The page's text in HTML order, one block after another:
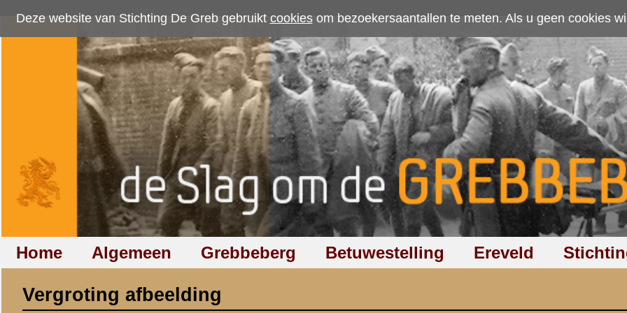
Deze website van Stichting De Greb gebruikt cookies om bezoekersaantallen te meten. Als u geen cookies wilt toestaan kunt u hier klikken Accepteer cookies
Home Algemeen Grebbeberg Betuwestelling Ereveld Stichting Discussiegroep Zoeken
Vergroting afbeelding